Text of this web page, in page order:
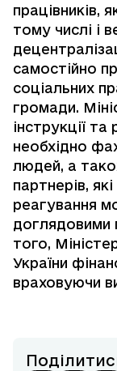
працівників,
тому числі і
самостійно
соціальних
громади.
інструкції
необхідно
людей, а
партнерів,
реагування
доглядовими
того,
України
враховуючи